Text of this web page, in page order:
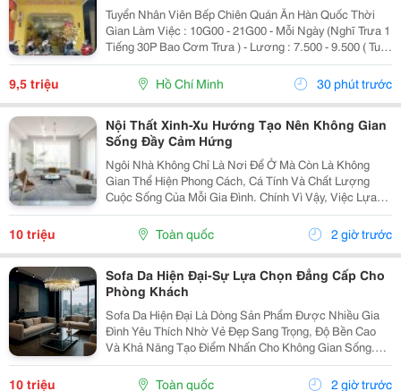
Tuyển Nhân Viên Bếp Chiên Quán Ăn Hàn Quốc Thời
Gian Làm Việc : 10G00 - 21G00 - Mỗi Ngày (Nghĩ Trưa 1
Tiếng 30P Bao Cơm Trưa ) - Lương : 7.500 - 9.500 ( Tuỳ
Theo Năng Lực ) Mô Tả Công Việc: - Bếp Chiên : Sử
Dụng Được Chảo Non Biết Chiên...
9,5 triệu Hồ Chí Minh 30 phút trước
Nội Thất Xinh-Xu Hướng Tạo Nên Không Gian
Sống Đầy Cảm Hứng
Ngôi Nhà Không Chỉ Là Nơi Để Ở Mà Còn Là Không
Gian Thể Hiện Phong Cách, Cá Tính Và Chất Lượng
Cuộc Sống Của Mỗi Gia Đình. Chính Vì Vậy, Việc Lựa
Chọn Nội Thất Xinh Đang Trở Thành Xu Hướng Được
Nhiều Người Quan Tâm Khi Muốn Biến Không Gian
Sống Trở...
10 triệu Toàn quốc 2 giờ trước
Sofa Da Hiện Đại-Sự Lựa Chọn Đẳng Cấp Cho
Phòng Khách
Sofa Da Hiện Đại Là Dòng Sản Phẩm Được Nhiều Gia
Đình Yêu Thích Nhờ Vẻ Đẹp Sang Trọng, Độ Bền Cao
Và Khả Năng Tạo Điểm Nhấn Cho Không Gian Sống.
Với Thiết Kế Tinh Tế Cùng Chất Liệu Da Cao Cấp, Sofa
Không Chỉ Mang Lại Cảm Giác Thoải Mái Mà Còn Thể...
10 triệu Toàn quốc 2 giờ trước